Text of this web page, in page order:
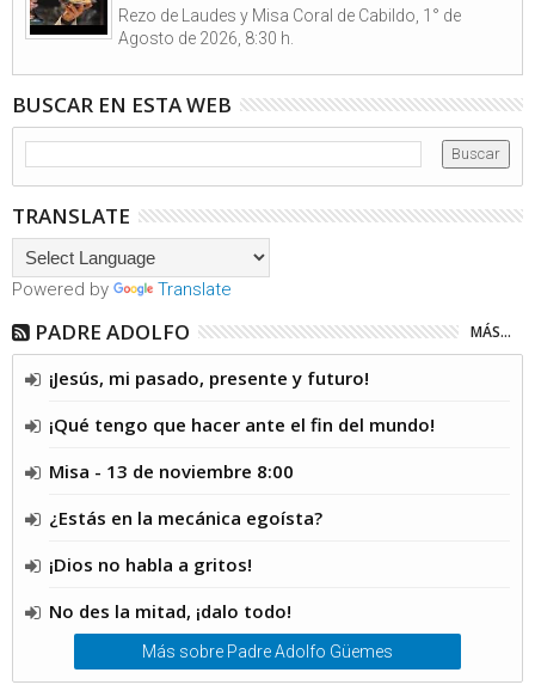
Rezo de Laudes y Misa Coral de Cabildo, 1° de
Agosto de 2026, 8:30 h.
BUSCAR EN ESTA WEB
TRANSLATE
Powered by Translate
PADRE ADOLFO MÁS...
¡Jesús, mi pasado, presente y futuro!
¡Qué tengo que hacer ante el fin del mundo!
Misa - 13 de noviembre 8:00
¿Estás en la mecánica egoísta?
¡Dios no habla a gritos!
No des la mitad, ¡dalo todo!
Más sobre Padre Adolfo Güemes